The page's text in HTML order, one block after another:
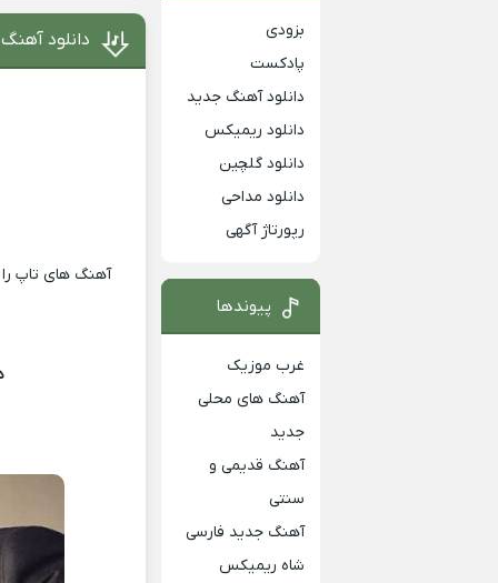
دانلود
آهنگ های تاپ
بزودی
پادکست
دانلود آهنگ جدید
دانلود ریمیکس
دانلود گلچین
دانلود مداحی
رپورتاژ آگهی
پیوندها
غرب موزیک
آهنگ های محلی
جدید
آهنگ قدیمی و
سنتی
آهنگ جدید فارسی
شاه ریمیکس